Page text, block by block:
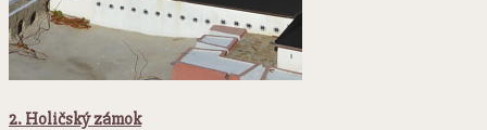
2. Holičský zámok